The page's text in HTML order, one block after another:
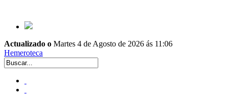
Actualizado o Martes 4 de Agosto de 2026 ás 11:06
Hemeroteca